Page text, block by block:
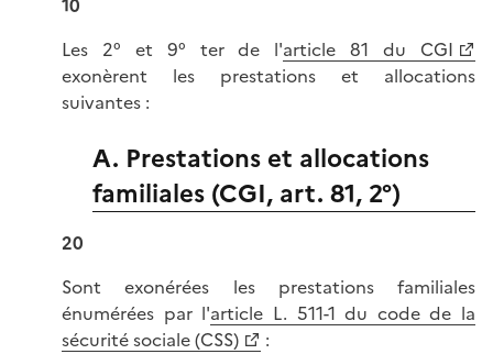
10
Les 2° et 9° ter de l'article 81 du CGI
exonèrent les prestations et allocations
suivantes :
A. Prestations et allocations
familiales (CGI, art. 81, 2°)
20
Sont exonérées les prestations familiales
énumérées par l'article L. 511-1 du code de la
sécurité sociale (CSS)
: